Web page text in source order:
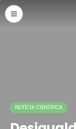
NOTÍCIA CIENTÍFICA